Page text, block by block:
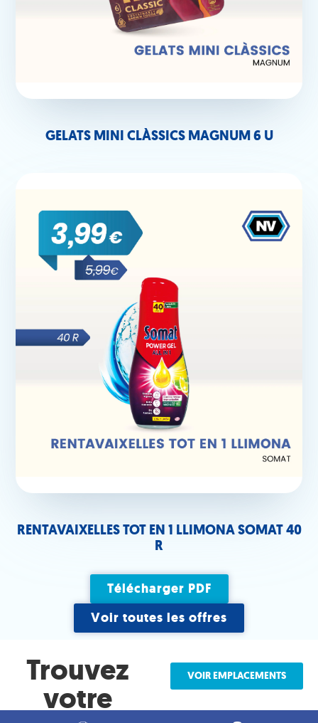
GELATS MINI CLÀSSICS MAGNUM 6 U
RENTAVAIXELLES TOT EN 1 LLIMONA SOMAT 40
R
Télécharger PDF
Voir toutes les offres
Trouvez
votre
VOIR EMPLACEMENTS